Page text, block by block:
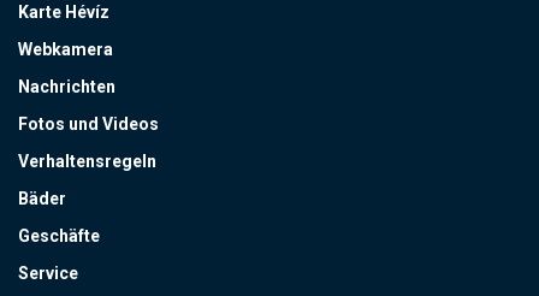
Karte Hévíz
Webkamera
Nachrichten
Fotos und Videos
Verhaltensregeln
Bäder
Geschäfte
Service